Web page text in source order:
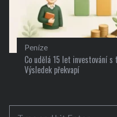
Peníze
Co udělá 15 let investování
Výsledek překvapí